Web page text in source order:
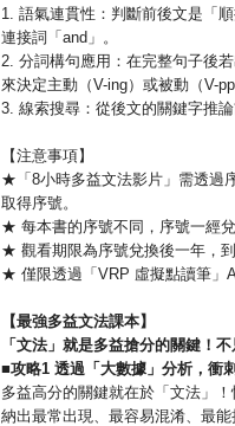
1. 語氣連貫性：判斷前後文是「
連接詞「and」。
2. 分詞構句應用：在完整句子後
來決定主動（V-ing）或被動（V-pp
3. 線索搜尋：從後文的關鍵字推
【注意事項】
★「8小時多益文法影片」需透過
取得序號。
★ 每本書的序號不同，序號一經
★ 觀看期限為序號兌換後一年，
★ 僅限透過「VRP 虛擬點讀筆」
【最強多益文法課本】
「文法」就是多益搶分的關鍵！
■攻略1 透過「 大數據」分析，衝
多益高分的關鍵就在於「文法」
納出最常出現、最容易混淆、最